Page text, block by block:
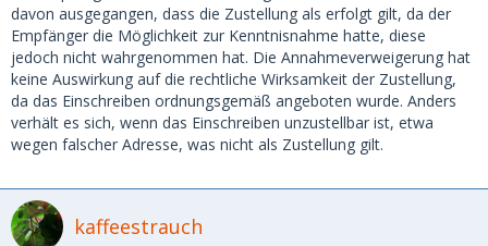
davon ausgegangen, dass die Zustellung als erfolgt gilt, da der
Empfänger die Möglichkeit zur Kenntnisnahme hatte, diese
jedoch nicht wahrgenommen hat. Die Annahmeverweigerung hat
keine Auswirkung auf die rechtliche Wirksamkeit der Zustellung,
da das Einschreiben ordnungsgemäß angeboten wurde. Anders
verhält es sich, wenn das Einschreiben unzustellbar ist, etwa
wegen falscher Adresse, was nicht als Zustellung gilt.
kaffeestrauch